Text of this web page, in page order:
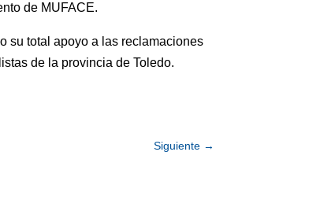
de MUFACE.
su total apoyo a las reclamaciones
de la provincia de Toledo.
Siguiente→